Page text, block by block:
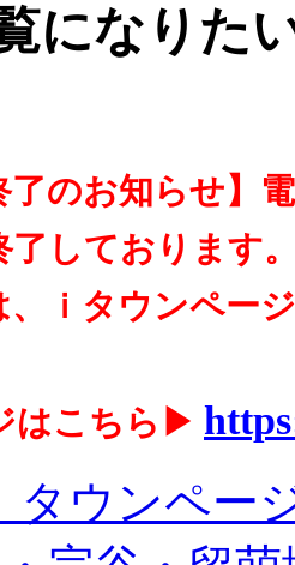
になりた
了のお知らせ】
了しております
、ｉタウンペー
はこちら▶